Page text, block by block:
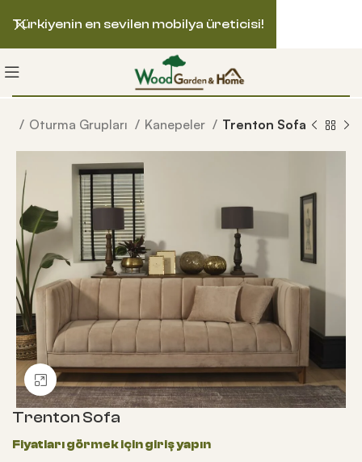
Oturma Grupları Kanepeler Trenton Sofa
Büyütmek için tıklayın
Trenton Sofa
Türkiyenin en sevilen mobilya üreticisi!